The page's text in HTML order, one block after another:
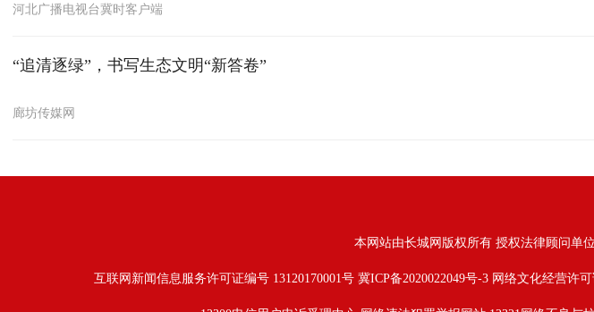
河北广播电视台冀时客户端
“追清逐绿”，书写生态文明“新答卷”
廊坊传媒网
本网站由长城网版权所有 授权法律顾问单
互联网新闻信息服务许可证编号 13120170001号 冀ICP备2020022049号-3网络文化经营许可